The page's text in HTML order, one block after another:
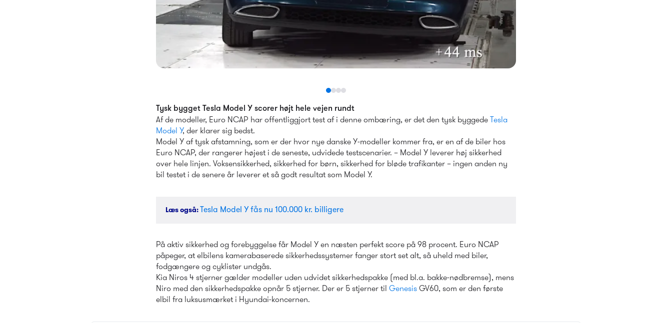
Tysk bygget Tesla Model Y scorer højt hele vejen rundt
Af de modeller, Euro NCAP har offentliggjort test af i denne ombæring, er det den tysk byggede
Tesla
Model Y, der klarer sig bedst.
Model Y af tysk afstamning, som er der hvor nye danske Y-modeller kommer fra, er en af de biler hos
Euro NCAP, der rangerer højest i de seneste, udvidede testscenarier. – Model Y leverer høj sikkerhed
over hele linjen. Voksensikkerhed, sikkerhed for børn, sikkerhed for bløde trafikanter – ingen anden ny
bil testet i de senere år leverer et så godt resultat som Model Y.
Læs også: Tesla Model Y fås nu 100.000 kr. billigere
På aktiv sikkerhed og forebyggelse får Model Y en næsten perfekt score på 98 procent. Euro NCAP
påpeger, at elbilens kamerabaserede sikkerhedssystemer fanger stort set alt, så uheld med biler,
fodgængere og cyklister undgås.
Kia Niros 4 stjerner gælder modeller uden udvidet sikkerhedspakke (med bl.a. bakke-nødbremse), mens
Niro med den sikkerhedspakke opnår 5 stjerner. Der er 5 stjerner til Genesis GV60, som er den første
elbil fra luksusmærket i Hyundai-koncernen.